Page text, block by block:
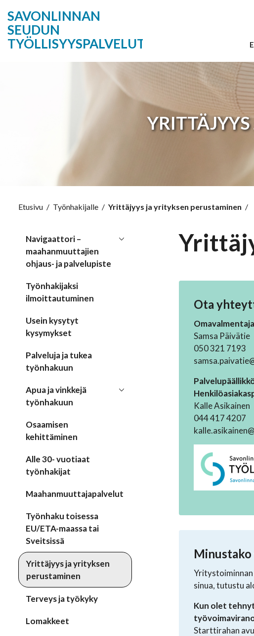
SAVONLINNAN
SEUDUN
TYÖLLISYYSPALVELUT
Etusivu / Työnhakijalle / Yrittäjyys ja yrityksen perustaminen /
Navigaattori –
maahanmuuttajien
ohjaus- ja palvelupiste
Työnhakijaksi
ilmoittautuminen
Usein kysytyt
kysymykset
Palveluja ja tukea
työnhakuun
Apua ja vinkkejä
työnhakuun
Osaamisen
kehittäminen
Alle 30- vuotiaat
työnhakijat
Maahanmuuttajapalvelut
Työnhaku toisessa
EU/ETA-maassa tai
Sveitsissä
Yrittäjyys ja yrityksen
perustaminen
Terveys ja työkyky
Lomakkeet
Ota
Samsa Päivätie
050 321 7193
Kalle Asikainen
044 417 4207
sinua, tutustu
Kun olet
Starttirahan